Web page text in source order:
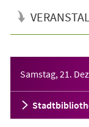
Samstag, 21.